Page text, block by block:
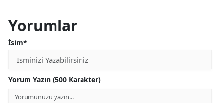
Yorumlar
İsim*
Yorum Yazın (500 Karakter)